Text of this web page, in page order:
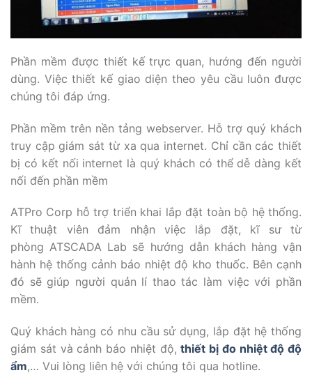
Phần mềm được thiết kế trực quan, hướng đến người
dùng. Việc thiết kế giao diện theo yêu cầu luôn được
chúng tôi đáp ứng.
Phần mềm trên nền tảng webserver. Hỗ trợ quý khách
truy cập giám sát từ xa qua internet. Chỉ cần các thiết
bị có kết nối internet là quý khách có thể dễ dàng kết
nối đến phần mềm
ATPro Corp hỗ trợ triển khai lắp đặt toàn bộ hệ thống.
Kĩ thuật viên đảm nhận việc lắp đặt, kĩ sư từ
phòng ATSCADA Lab sẽ hướng dẫn khách hàng vận
hành hệ thống cảnh báo nhiệt độ kho thuốc. Bên cạnh
đó sẽ giúp người quản lí thao tác làm việc với phần
mềm.
Quý khách hàng có nhu cầu sử dụng, lắp đặt hệ thống
giám sát và cảnh báo nhiệt độ,thiết bị đo nhiệt độ độ
ẩm,… Vui lòng liên hệ với chúng tôi qua hotline.